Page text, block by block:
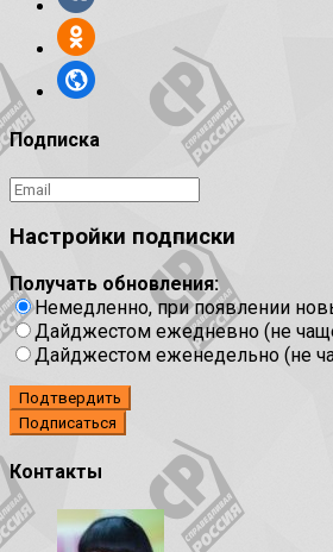
Подписка
Настройки подписки
Получать обновления:
Немедленно, при появлении
Дайджестом ежедневно (не
Дайджестом еженедельно (не
Подтвердить
Контакты